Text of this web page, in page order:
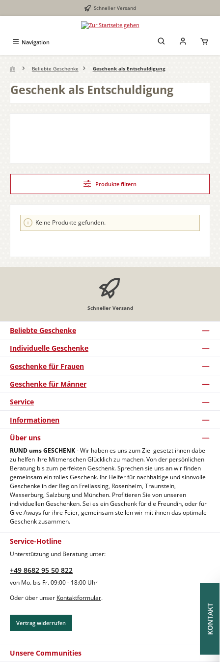
Schneller Versand
Navigation
Beliebte Geschenke Geschenk als Entschuldigung
Geschenk als Entschuldigung
Produkte filtern
Keine Produkte gefunden.
Schneller Versand
Beliebte Geschenke
Individuelle Geschenke
Geschenke für Frauen
Geschenke für Männer
Service
Informationen
Service-Hotline
Unterstützung und Beratung unter:
+49 8682 95 50 822
von Mo. bis Fr. 09:00 - 18:00 Uhr
Oder über unser Kontaktformular.
Vertrag widerrufen
Unsere Communities
Über uns
RUND ums GESCHENK- Wir haben es uns zum Ziel gesetzt ihnen dabei
zu helfen ihre Mitmenschen Glücklich zu machen. Von der persönlichen
Beratung bis zum perfekten Geschenk. Sprechen sie uns an wir finden
gemeinsam ein tolles Geschenk. Ihr Helfer für nachhaltige und sinnvolle
Geschenke in der Region Freilassing, Rosenheim, Traunstein,
Wasserburg, Salzburg und München. Profitieren Sie von unseren
individuellen Geschenken. Sei es ein Geschenk für die Freundin, oder für
Give Aways für ihre Feier, gemeinsam stellen wir mit ihnen das optimale
Geschenk zusammen.
KONTAKT